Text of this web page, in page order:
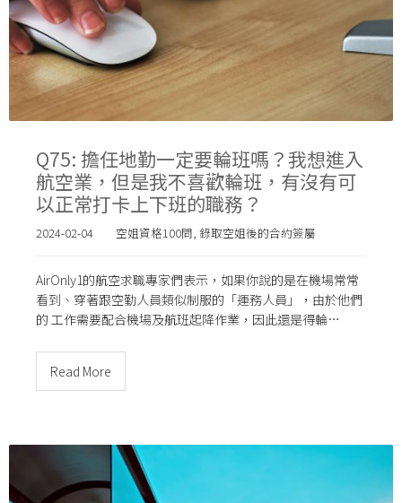
Q75: 擔任地勤一定要輪班嗎？我想進入
航空業，但是我不喜歡輪班，有沒有可
以正常打卡上下班的職務？
2024-02-04 空姐資格100問, 錄取空姐後的合約簽屬
AirOnly1的航空求職專家們表示，如果你說的是在機場常常
看到、穿著跟空勤人員類似制服的「運務人員」，由於他們
的 工作需要配合機場及航班起降作業，因此還是得輪…
Read More